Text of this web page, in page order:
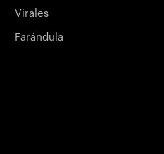
Virales
Farándula